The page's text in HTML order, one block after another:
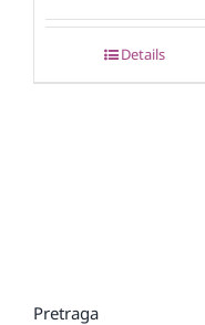
Details
Pretraga